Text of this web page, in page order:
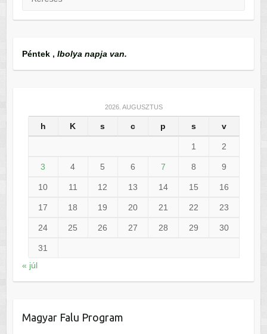
Péntek , Ibolya napja van.
2026. AUGUSZTUS
h K s c p s v
1 2
3 4 5 6 7 8 9
10 11 12 13 14 15 16
17 18 19 20 21 22 23
24 25 26 27 28 29 30
31
« júl
Magyar Falu Program